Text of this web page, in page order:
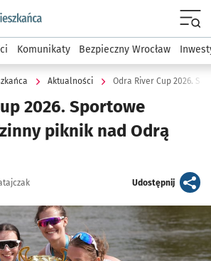
wroclaw.pl podserwis: Dla mieszkańca
Komunikaty Bezpieczny Wrocław
Aktualności Odra River Cup 2026.
2026. Sportowe
piknik nad Odrą
Udostępnijartykuł